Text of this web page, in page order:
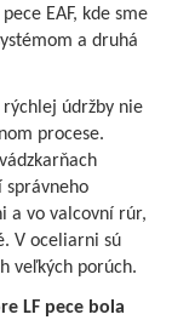
EAF, kde sme
a druhá
rýchlej údržby nie
procese.
správneho
a vo valcovní rúr,
V oceliarni sú
veľkých porúch.
LF pece bola